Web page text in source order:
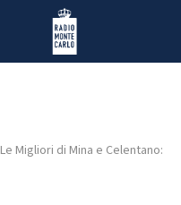
Radio Monte Carlo
Le Migliori di Mina e Celentano: